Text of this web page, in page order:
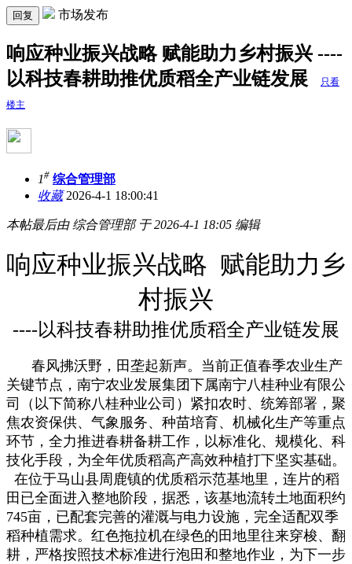
回复 市场发布
响应种业振兴战略 赋能助力乡村振兴 ----
以科技春耕助推优质稻全产业链发展
只看
楼主
1# 综合管理部
收藏2026-4-1 18:00:41
本帖最后由 综合管理部 于 2026-4-1 18:05 编辑
响应种业振兴战略 赋能助力乡
村振兴
----以科技春耕助推优质稻全产业链发展
春风拂沃野，田垄起新声。当前正值春季农业生产
关键节点，南宁农业发展集团下属南宁八桂种业有限公
司（以下简称八桂种业公司）紧扣农时、统筹部署，聚
焦农资保供、气象服务、种苗培育、机械化生产等重点
环节，全力推进春耕备耕工作，以标准化、规模化、科
技化手段，为全年优质稻高产高效种植打下坚实基础。
在位于马山县周鹿镇的优质稻示范基地里，连片的稻
田已全面进入整地阶段，据悉，该基地流转土地面积约
745亩，已配套完善的灌溉与电力设施，完全适配双季
稻种植需求。红色拖拉机在绿色的田地里往来穿梭、翻
耕，严格按照技术标准进行泡田和整地作业，为下一步